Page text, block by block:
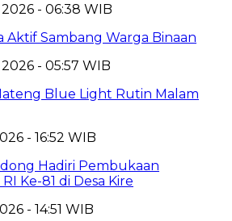
- 06:38 WIB
Aktif Sambang Warga Binaan
- 05:57 WIB
Blue Light Rutin Malam
- 16:52 WIB
Hadiri Pembukaan
Ke-81 di Desa Kire
- 14:51 WIB